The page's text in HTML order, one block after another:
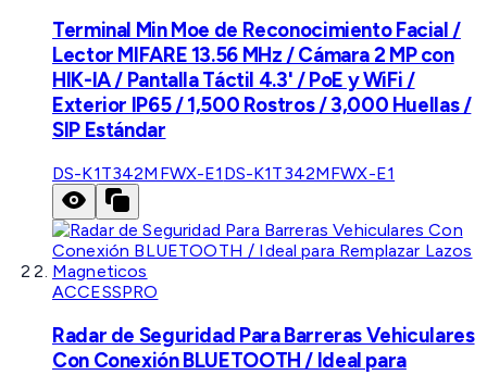
Terminal Min Moe de Reconocimiento Facial /
Lector MIFARE 13.56 MHz / Cámara 2 MP con
HIK-IA / Pantalla Táctil 4.3' / PoE y WiFi /
Exterior IP65 / 1,500 Rostros / 3,000 Huellas /
SIP Estándar
DS-K1T342MFWX-E1 DS-K1T342MFWX-E1
ACCESSPRO
Radar de Seguridad Para Barreras Vehiculares
Con Conexión BLUETOOTH / Ideal para